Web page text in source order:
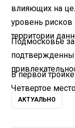
влияющих на
уровень
территории
Подмосковье
В первой
Четвертое
АКТУАЛЬНО